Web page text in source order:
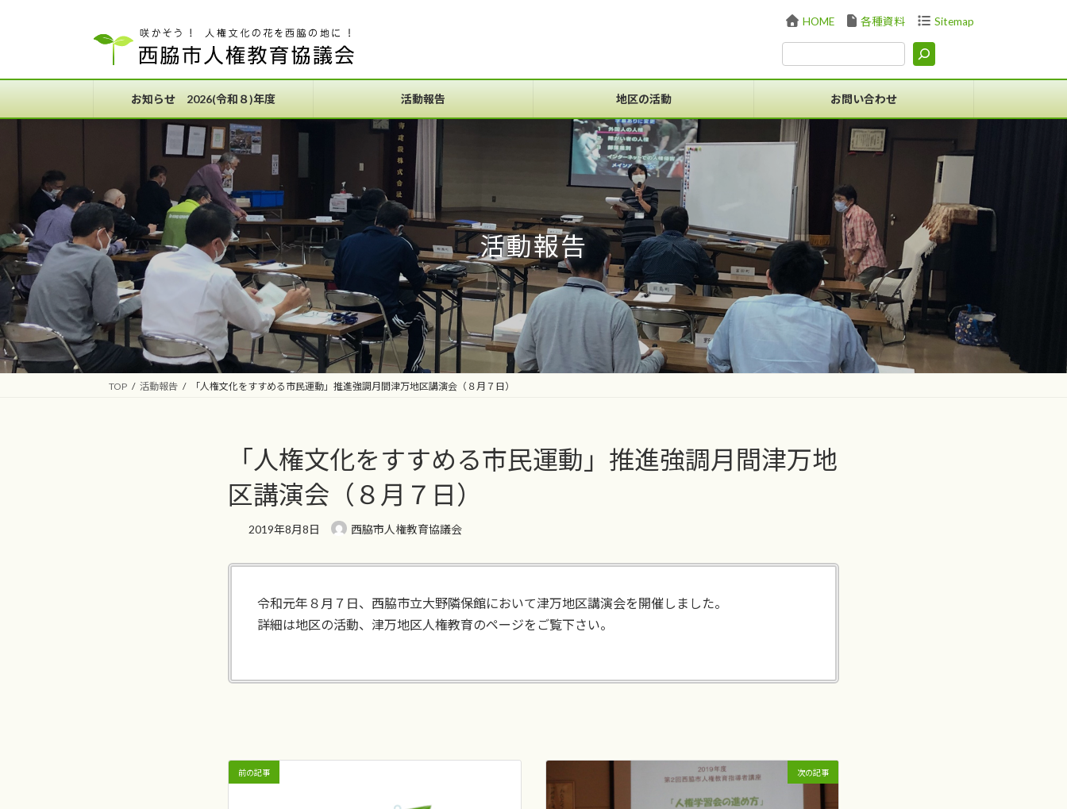
ツ
ス
シ
ン
HOME 各種資料 Sitemap
お知らせ 2026(令和８)年度 活動報告 地区の活動 お問い合わせ
活動報告
TOP 活動報告 「人権文化をすすめる市民運動」推進強調月間津万地区講演会（８月７日）
「人権文化をすすめる市民運動」推進強調月間津万地
区講演会（８月７日）
2019年8月8日 西脇市人権教育協議会
令和元年８月７日、西脇市立大野隣保館において津万地区講演会を開催しました。
詳細は地区の活動、津万地区人権教育のページをご覧下さい。
前の記事 次の記事